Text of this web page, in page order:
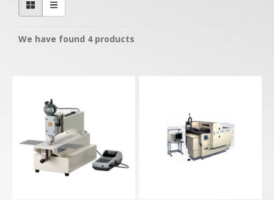
We have found 4 products